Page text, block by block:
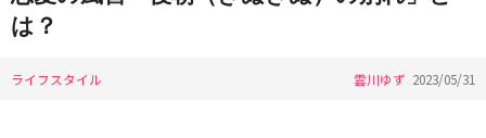
は？
ライフスタイル 雲川ゆず 2023/05/31